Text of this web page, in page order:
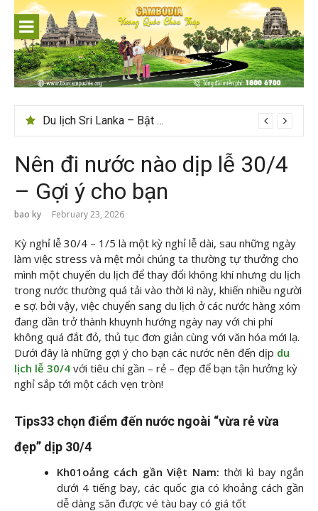
content
Du lịch Sri Lanka – Bật mí nên đi mùa nào đẹp
Nên đi nước nào dịp lễ 30/4
– Gợi ý cho bạn
bao ky February 23, 2026
Kỳ nghỉ lễ 30/4 – 1/5 là một kỳ nghỉ lễ dài, sau những ngày
làm việc stress và mệt mỏi chúng ta thường tự thưởng cho
mình một chuyến du lịch để thay đổi không khí nhưng du lịch
trong nước thường quá tải vào thời kì này, khiến nhiều người
e sợ. bởi vậy, việc chuyển sang du lịch ở các nước hàng xóm
đang dần trở thành khuynh hướng ngày nay với chi phí
không quá đắt đỏ, thủ tục đơn giản cùng với văn hóa mới lạ.
Dưới đây là những gợi ý cho bạn các nước nên đến dịp du
lịch lễ 30/4 với tiêu chí gần – rẻ – đẹp để bạn tận hưởng kỳ
nghỉ sắp tới một cách vẹn tròn!
Tips33 chọn điểm đến nước ngoài “vừa rẻ vừa
đẹp” dịp 30/4
Kh01oảng cách gần Việt Nam: thời kì bay ngắn
dưới 4 tiếng bay, các quốc gia có khoảng cách gần
dễ dàng săn được vé tàu bay có giá tốt